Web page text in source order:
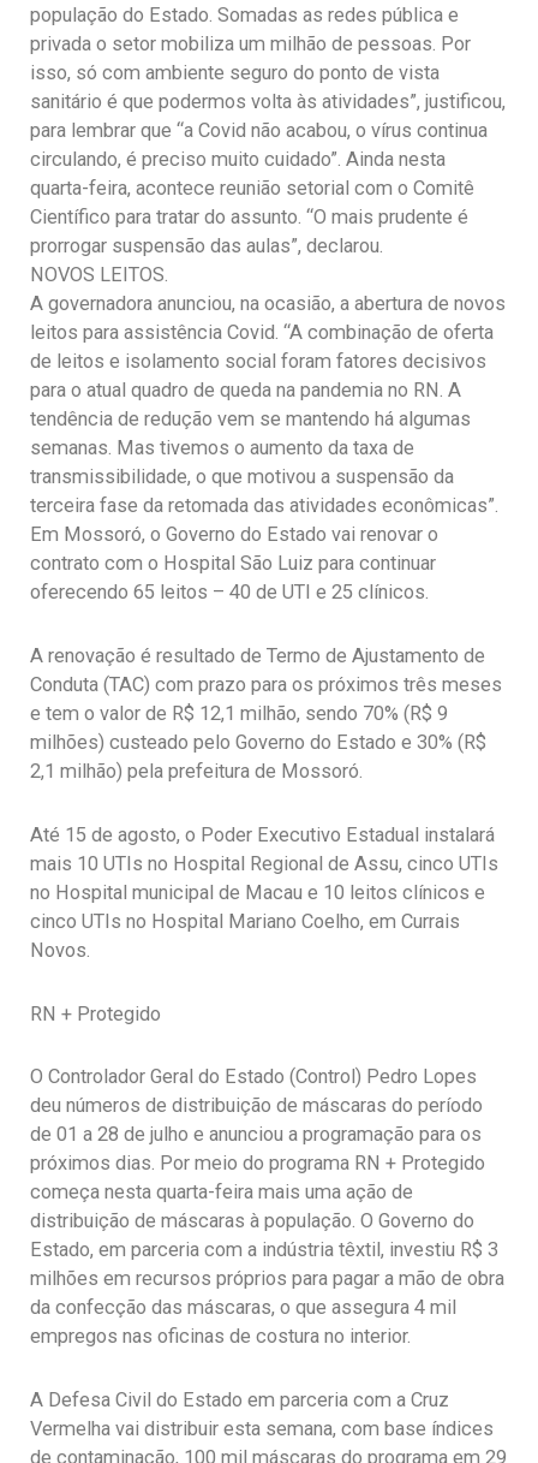
população do Estado. Somadas as redes pública e
privada o setor mobiliza um milhão de pessoas. Por
isso, só com ambiente seguro do ponto de vista
sanitário é que podermos volta às atividades”, justificou,
para lembrar que “a Covid não acabou, o vírus continua
circulando, é preciso muito cuidado”. Ainda nesta
quarta-feira, acontece reunião setorial com o Comitê
Científico para tratar do assunto. “O mais prudente é
prorrogar suspensão das aulas”, declarou.
NOVOS LEITOS.
A governadora anunciou, na ocasião, a abertura de novos
leitos para assistência Covid. “A combinação de oferta
de leitos e isolamento social foram fatores decisivos
para o atual quadro de queda na pandemia no RN. A
tendência de redução vem se mantendo há algumas
semanas. Mas tivemos o aumento da taxa de
transmissibilidade, o que motivou a suspensão da
terceira fase da retomada das atividades econômicas”.
Em Mossoró, o Governo do Estado vai renovar o
contrato com o Hospital São Luiz para continuar
oferecendo 65 leitos – 40 de UTI e 25 clínicos.
A renovação é resultado de Termo de Ajustamento de
Conduta (TAC) com prazo para os próximos três meses
e tem o valor de R$ 12,1 milhão, sendo 70% (R$ 9
milhões) custeado pelo Governo do Estado e 30% (R$
2,1 milhão) pela prefeitura de Mossoró.
Até 15 de agosto, o Poder Executivo Estadual instalará
mais 10 UTIs no Hospital Regional de Assu, cinco UTIs
no Hospital municipal de Macau e 10 leitos clínicos e
cinco UTIs no Hospital Mariano Coelho, em Currais
Novos.
RN + Protegido
O Controlador Geral do Estado (Control) Pedro Lopes
deu números de distribuição de máscaras do período
de 01 a 28 de julho e anunciou a programação para os
próximos dias. Por meio do programa RN + Protegido
começa nesta quarta-feira mais uma ação de
distribuição de máscaras à população. O Governo do
Estado, em parceria com a indústria têxtil, investiu R$ 3
milhões em recursos próprios para pagar a mão de obra
da confecção das máscaras, o que assegura 4 mil
empregos nas oficinas de costura no interior.
A Defesa Civil do Estado em parceria com a Cruz
Vermelha vai distribuir esta semana, com base índices
de contaminação, 100 mil máscaras do programa em 29